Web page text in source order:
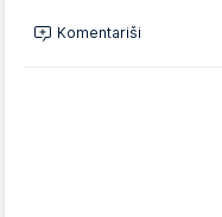
Komentariši